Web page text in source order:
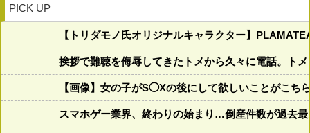
PICK UP
【トリダモノ氏オリジナルキャラクター】
挨拶で難聴を侮辱してきたトメから久々に電話。ト
【画像】女の子がS◯Xの後にして欲しいことがこち
スマホゲー業界、終わりの始まり…倒産件数が過去